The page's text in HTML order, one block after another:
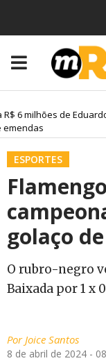
6 milhões de Eduardo
ESPORTES
golaço
O rubro-negro
Baixada por 1 x
PorJoice Santos
8 de abril de 2024 -